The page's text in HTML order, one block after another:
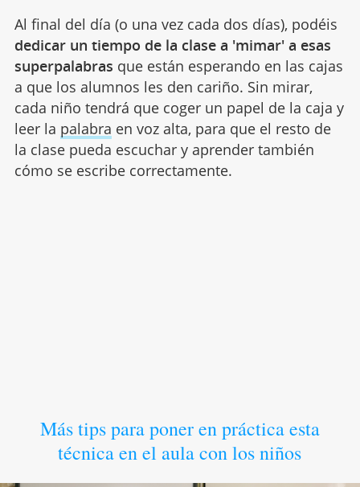
Al final del día (o una vez cada dos días), podéis
dedicar un tiempo de la clase a 'mimar' a esas
superpalabras que están esperando en las cajas
a que los alumnos les den cariño. Sin mirar,
cada niño tendrá que coger un papel de la caja y
leer la palabra en voz alta, para que el resto de
la clase pueda escuchar y aprender también
cómo se escribe correctamente.
Más tips para poner en práctica esta
técnica en el aula con los niños